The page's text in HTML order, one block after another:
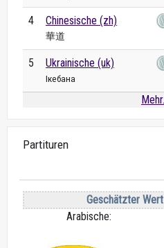
4 Chinesische (zh)
華道
5 Ukrainische (uk)
Ікебана
Partituren
Geschätzter
Arabische: